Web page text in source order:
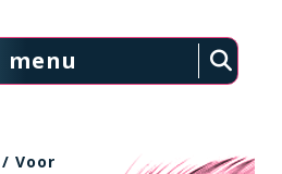
menu
/ Voor